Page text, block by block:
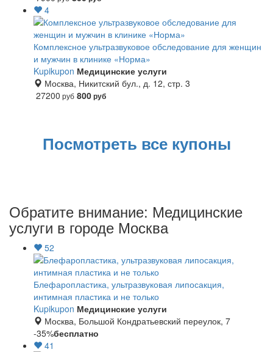
4
Комплексное ультразвуковое обследование для женщин
и мужчин в клинике «Норма»
Kupikupon Медицинские услуги
Москва, Никитский бул., д. 12, стр. 3
27200 руб 800руб
Посмотреть все купоны
Обратите внимание: Медицинские
услуги в городе Москва
52
Блефаропластика, ультразвуковая липосакция,
интимная пластика и не только
Kupikupon Медицинские услуги
Москва, Большой Кондратьевский переулок, 7
-35%бесплатно
41